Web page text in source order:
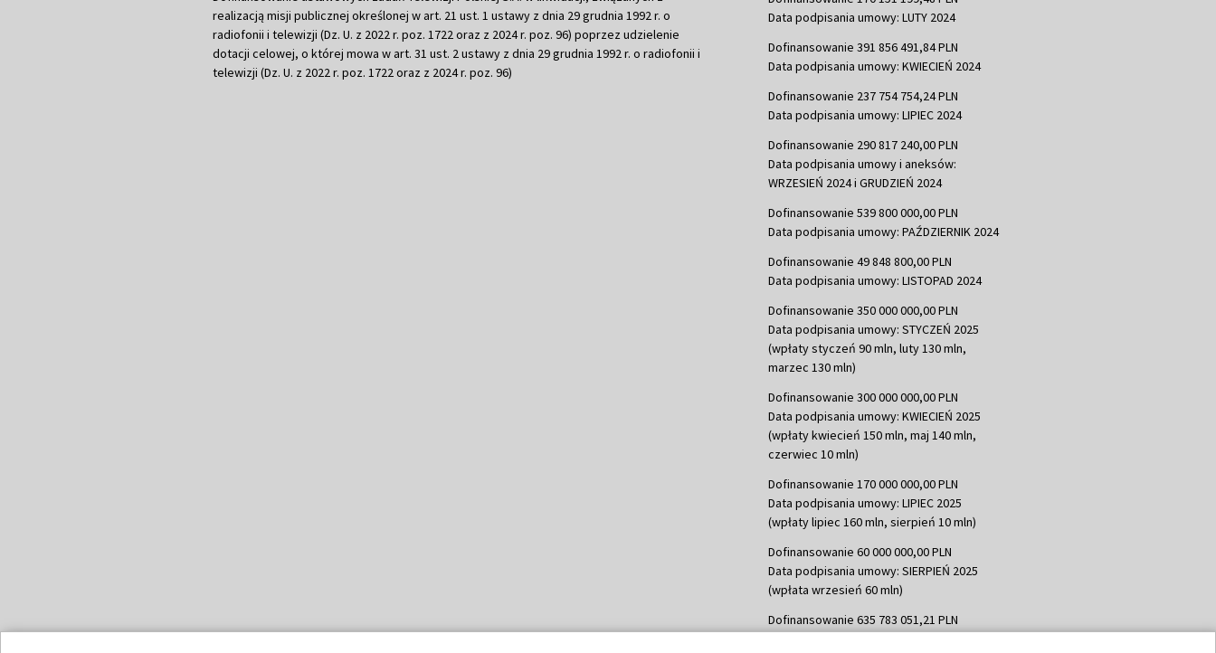
realizacją misji publicznej określonej w art. 21 ust. 1 ustawy z dnia 29 grudnia 1992 r. o
radiofonii i telewizji (Dz. U. z 2022 r. poz. 1722 oraz z 2024 r. poz. 96) poprzez udzielenie
dotacji celowej, o której mowa w art. 31 ust. 2 ustawy z dnia 29 grudnia 1992 r. o radiofonii i
telewizji (Dz. U. z 2022 r. poz. 1722 oraz z 2024 r. poz. 96)
Data podpisania umowy: LUTY 2024
Dofinansowanie 391 856 491,84 PLN
Data podpisania umowy: KWIECIEŃ 2024
Dofinansowanie 237 754 754,24 PLN
Data podpisania umowy: LIPIEC 2024
Dofinansowanie 290 817 240,00 PLN
Data podpisania umowy i aneksów:
WRZESIEŃ 2024 i GRUDZIEŃ 2024
Dofinansowanie 539 800 000,00 PLN
Data podpisania umowy: PAŹDZIERNIK 2024
Dofinansowanie 49 848 800,00 PLN
Data podpisania umowy: LISTOPAD 2024
Dofinansowanie 350 000 000,00 PLN
Data podpisania umowy: STYCZEŃ 2025
(wpłaty styczeń 90 mln, luty 130 mln,
marzec 130 mln)
Dofinansowanie 300 000 000,00 PLN
Data podpisania umowy: KWIECIEŃ 2025
(wpłaty kwiecień 150 mln, maj 140 mln,
czerwiec 10 mln)
Dofinansowanie 170 000 000,00 PLN
Data podpisania umowy: LIPIEC 2025
(wpłaty lipiec 160 mln, sierpień 10 mln)
Dofinansowanie 60 000 000,00 PLN
Data podpisania umowy: SIERPIEŃ 2025
(wpłata wrzesień 60 mln)
Dofinansowanie 635 783 051,21 PLN